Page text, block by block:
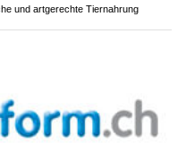
und artgerechte Tiernahrung